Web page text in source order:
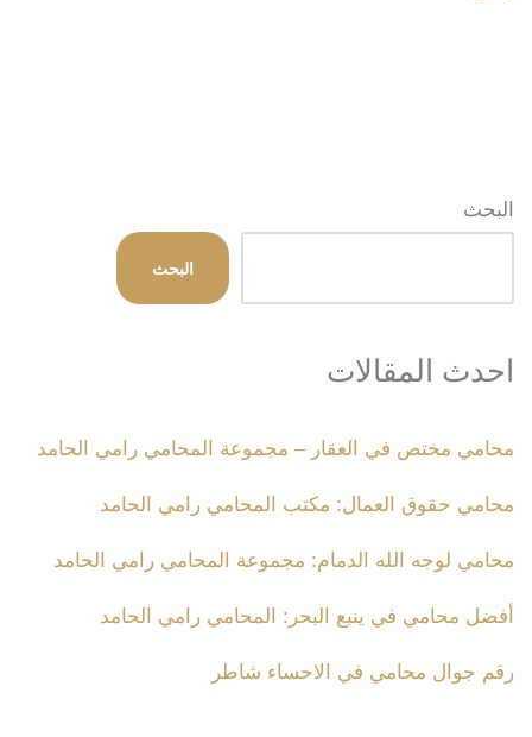
البحث
البحث
احدث المقالات
محامي مختص في العقار – مجموعة المحامي رامي الحامد
محامي حقوق العمال: مكتب المحامي رامي الحامد
محامي لوجه الله الدمام: مجموعة المحامي رامي الحامد
أفضل محامي في ينبع البحر: المحامي رامي الحامد
رقم جوال محامي في الاحساء شاطر